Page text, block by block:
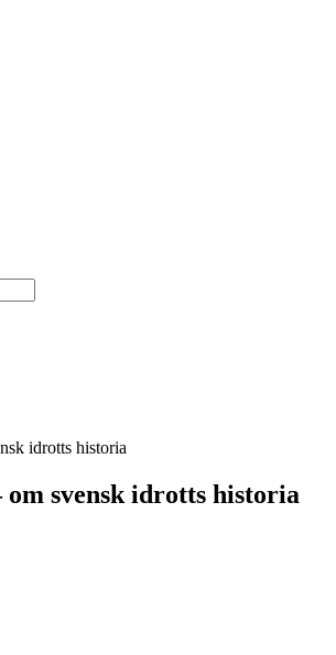
idrotts historia
svensk idrotts historia